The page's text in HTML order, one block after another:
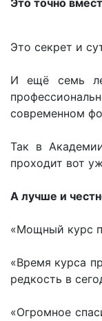
Это точно
Это секрет и
И ещё семь
современном
Так в
проходит вот
А лучше и
«Мощный курс
«Время курса
редкость в
«Огромное